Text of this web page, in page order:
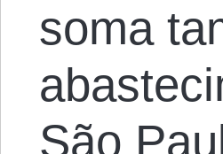
soma
São